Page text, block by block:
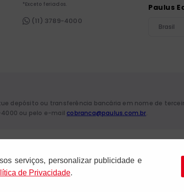
*Exceto feriados.
(11) 3789-4000
Paulus
Brasil
depósito ou transferência bancária em nome de
ou pelo e-mail cobranca@paulus.com.br.
serviços, personalizar publicidade e
de Privacidade.